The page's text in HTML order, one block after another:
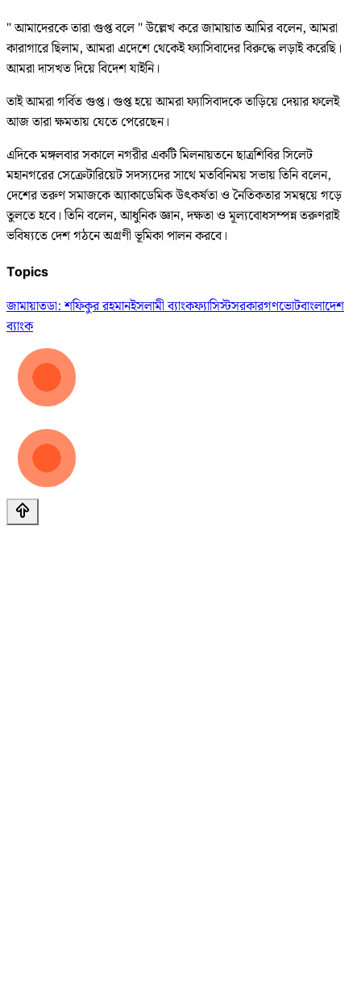
" আমাদেরকে তারা গুপ্ত বলে " উল্লেখ করে জামায়াত আমির বলেন, আমরা
কারাগারে ছিলাম, আমরা এদেশে থেকেই ফ্যাসিবাদের বিরুদ্ধে লড়াই করেছি।
আমরা দাসখত দিয়ে বিদেশ যাইনি।
তাই আমরা গর্বিত গুপ্ত। গুপ্ত হয়ে আমরা ফ্যাসিবাদকে তাড়িয়ে দেয়ার ফলেই
আজ তারা ক্ষমতায় যেতে পেরেছেন।
এদিকে মঙ্গলবার সকালে নগরীর একটি মিলনায়তনে ছাত্রশিবির সিলেট
মহানগরের সেক্রেটারিয়েট সদস্যদের সাথে মতবিনিময় সভায় তিনি বলেন,
দেশের তরুণ সমাজকে অ্যাকাডেমিক উৎকর্ষতা ও নৈতিকতার সমন্বয়ে গড়ে
তুলতে হবে। তিনি বলেন, আধুনিক জ্ঞান, দক্ষতা ও মূল্যবোধসম্পন্ন তরুণরাই
ভবিষ্যতে দেশ গঠনে অগ্রণী ভূমিকা পালন করবে।
Topics
জামায়াতডা: শফিকুর রহমানইসলামী ব্যাংকফ্যাসিস্টসরকারগণভোটবাংলাদেশ
ব্যাংক